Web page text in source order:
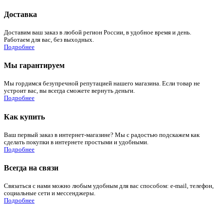
Доставка
Доставим ваш заказ в любой регион России, в удобное время и день.
Работаем для вас, без выходных.
Подробнее
Мы гарантируем
Мы гордимся безупречной репутацией нашего магазина. Если товар не
устроит вас, вы всегда сможете вернуть деньги.
Подробнее
Как купить
Ваш первый заказ в интернет-магазине? Мы с радостью подскажем как
сделать покупки в интернете простыми и удобными.
Подробнее
Всегда на связи
Связаться с нами можно любым удобным для вас способом: e-mail, телефон,
социальные сети и мессенджеры.
Подробнее